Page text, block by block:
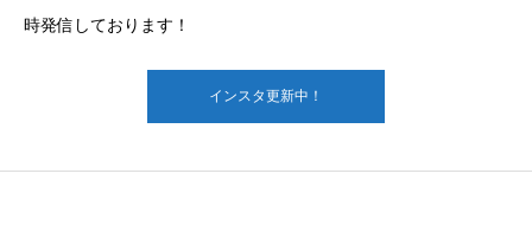
時発信しております！
インスタ更新中！